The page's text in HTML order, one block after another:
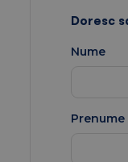
Doresc
Nume
Prenume